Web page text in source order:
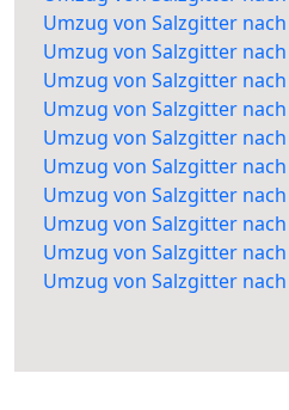
Umzug von Salzgitter
Umzug von Salzgitter
Umzug von Salzgitter
Umzug von Salzgitter
Umzug von Salzgitter
Umzug von Salzgitter
Umzug von Salzgitter
Umzug von Salzgitter
Umzug von Salzgitter
Umzug von Salzgitter